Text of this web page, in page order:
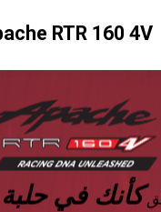
RTR 160 4V
كأنك في